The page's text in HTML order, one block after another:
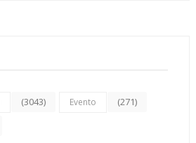
(3043) Evento (271)